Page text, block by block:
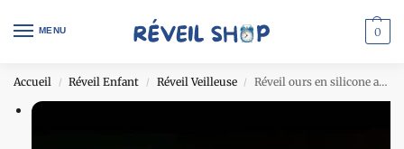
MENU 0
Accueil / Réveil Enfant / Réveil Veilleuse / Réveil ours en silicone avec veilleuse